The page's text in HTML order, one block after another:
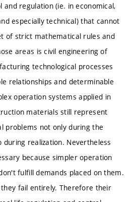
regulation (ie. in economical,
especially technical) that cannot
of strict mathematical rules and
areas is civil engineering of
technological processes
relationships and determinable
operation systems applied in
materials still represent
problems not only during the
during realization. Nevertheless
because simpler operation
fulfill demands placed on them.
fail entirely. Therefore their